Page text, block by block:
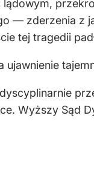
— zderzenia z
tej tragedii
ujawnienie
Wyższy Sąd